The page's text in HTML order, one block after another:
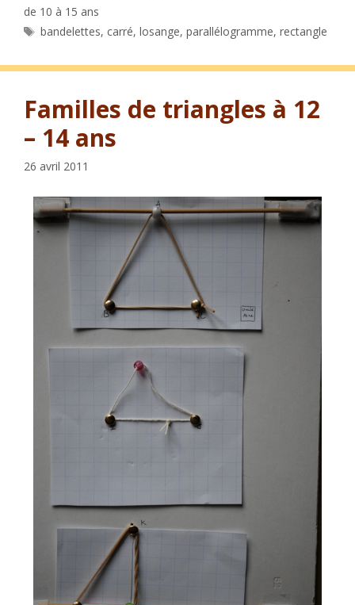
de 10 à 15 ans
Étiquettes
bandelettes, carré,losange,parallélogramme,rectangle
Familles de triangles à 12
– 14 ans
26 avril 2011